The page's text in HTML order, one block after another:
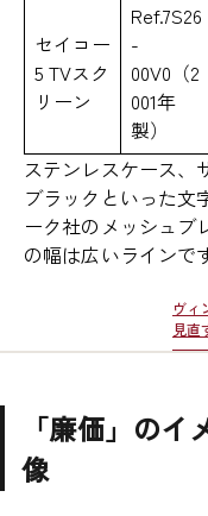
セイコー
5 TVスク
リーン
Ref.7S26
-
00V0（2
001年
製）
ステンレスケース、
ブラックといった文
ーク社のメッシュブ
の幅は広いラインで
ヴィ
見直
「廉価」の
像